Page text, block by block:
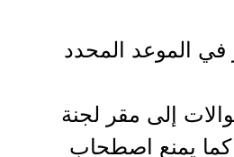
في الموعد المحدد
إلى مقر لجنة
كما يمنع اصطحاب